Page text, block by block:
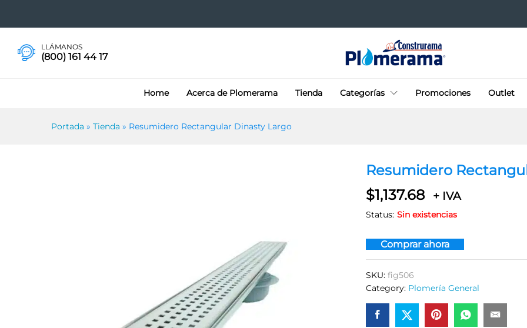
LLÁMANOS
(800) 161 44 17
Home Acerca de Plomerama Tienda Categorías Promociones Outlet
Portada » Tienda » Resumidero Rectangular Dinasty Largo
Resumidero
$1,137.68 + IVA
Status: Sin existencias
Comprar ahora
SKU:fig506
Category: Plomería General